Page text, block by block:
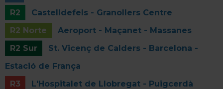
R2
Castelldefels - Granollers Centre
R2 Norte
Aeroport - Maçanet - Massanes
R2 Sur
St. Vicenç de Calders - Barcelona -
Estació de França
R3
L'Hospitalet de Llobregat - Puigcerdà